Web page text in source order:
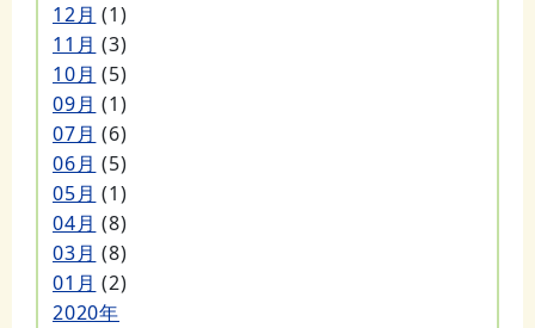
12月 (1)
11月 (3)
10月 (5)
09月 (1)
07月 (6)
06月 (5)
05月 (1)
04月 (8)
03月 (8)
01月 (2)
2020年